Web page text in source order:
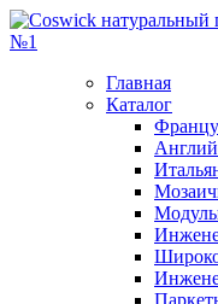
Главная
Каталог